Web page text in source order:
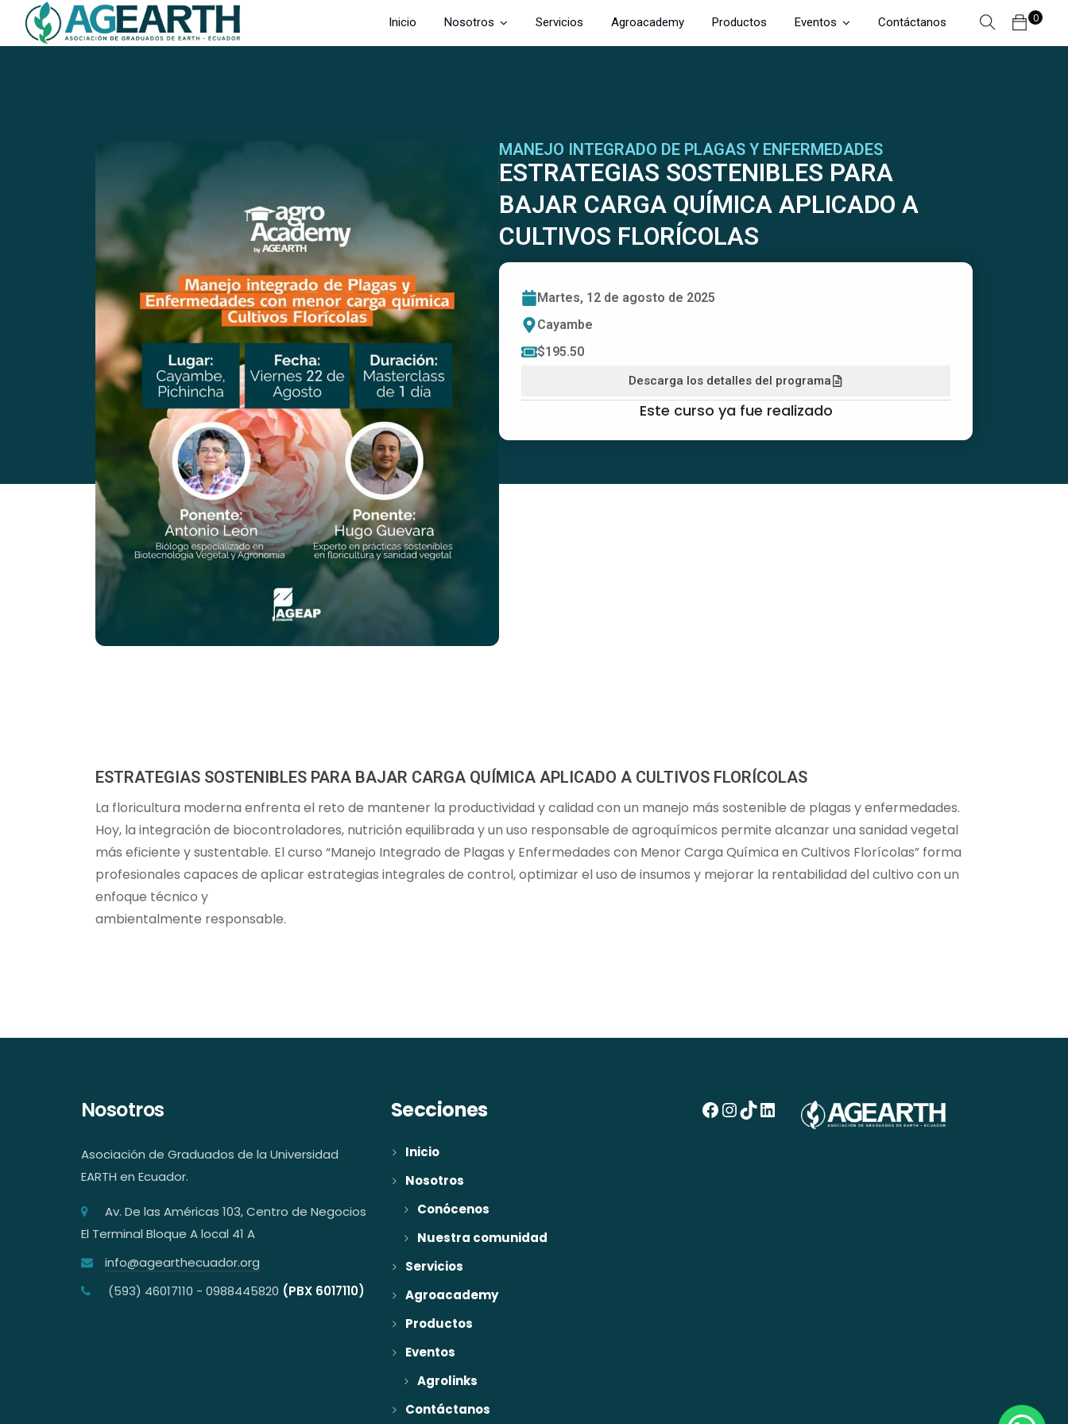
Inicio Nosotros Servicios Agroacademy Productos Eventos Contáctanos 0
MANEJO INTEGRADO DE PLAGAS Y ENFERMEDADES
ESTRATEGIAS SOSTENIBLES PARA
BAJAR CARGA QUÍMICA APLICADO A
CULTIVOS FLORÍCOLAS
Martes, 12 de agosto de 2025
Cayambe
$195.50
Descarga los detalles del programa
Este curso ya fue realizado
ESTRATEGIAS SOSTENIBLES PARA BAJAR CARGA QUÍMICA APLICADO A CULTIVOS FLORÍCOLAS
La floricultura moderna enfrenta el reto de mantener la productividad y calidad con un manejo más sostenible de plagas y enfermedades.
Hoy, la integración de biocontroladores, nutrición equilibrada y un uso responsable de agroquímicos permite alcanzar una sanidad vegetal
más eficiente y sustentable. El curso “Manejo Integrado de Plagas y Enfermedades con Menor Carga Química en Cultivos Florícolas” forma
profesionales capaces de aplicar estrategias integrales de control, optimizar el uso de insumos y mejorar la rentabilidad del cultivo con un
enfoque técnico y
ambientalmente responsable.
Nosotros
Asociación de Graduados de la Universidad
EARTH en Ecuador.
Av. De las Américas 103, Centro de Negocios
El Terminal Bloque A local 41 A
info@agearthecuador.org
(593) 46017110 - 0988445820 (PBX 6017110)
Secciones
Inicio
Nosotros
Conócenos
Nuestra comunidad
Servicios
Agroacademy
Productos
Eventos
Agrolinks
Contáctanos